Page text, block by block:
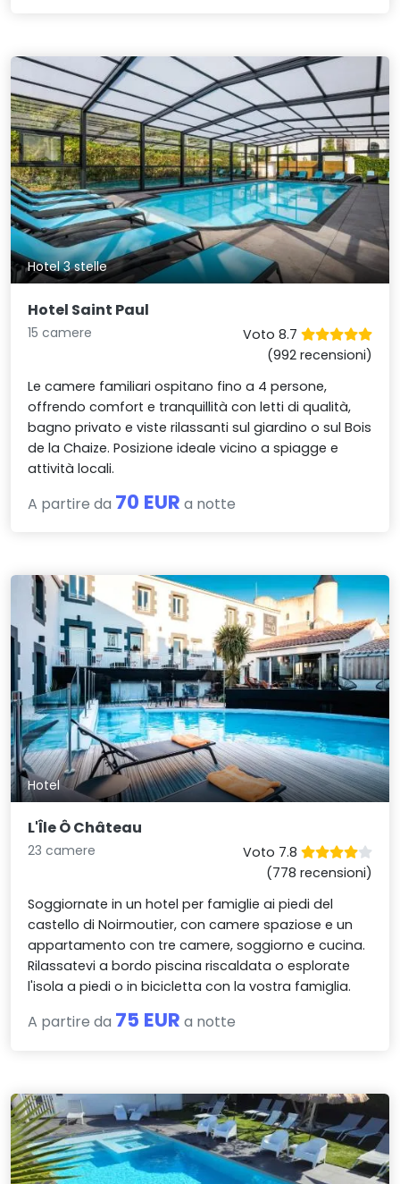
Hotel 3 stelle
Hotel Saint Paul
15 camere
Voto 8.7
(992 recensioni)
Le camere familiari ospitano fino a 4 persone,
offrendo comfort e tranquillità con letti di qualità,
bagno privato e viste rilassanti sul giardino o sul Bois
de la Chaize. Posizione ideale vicino a spiagge e
attività locali.
A partire da 70 EUR a notte
Hotel
L'Île Ô Château
23 camere
Voto 7.8
(778 recensioni)
Soggiornate in un hotel per famiglie ai piedi del
castello di Noirmoutier, con camere spaziose e un
appartamento con tre camere, soggiorno e cucina.
Rilassatevi a bordo piscina riscaldata o esplorate
l'isola a piedi o in bicicletta con la vostra famiglia.
A partire da 75 EUR a notte